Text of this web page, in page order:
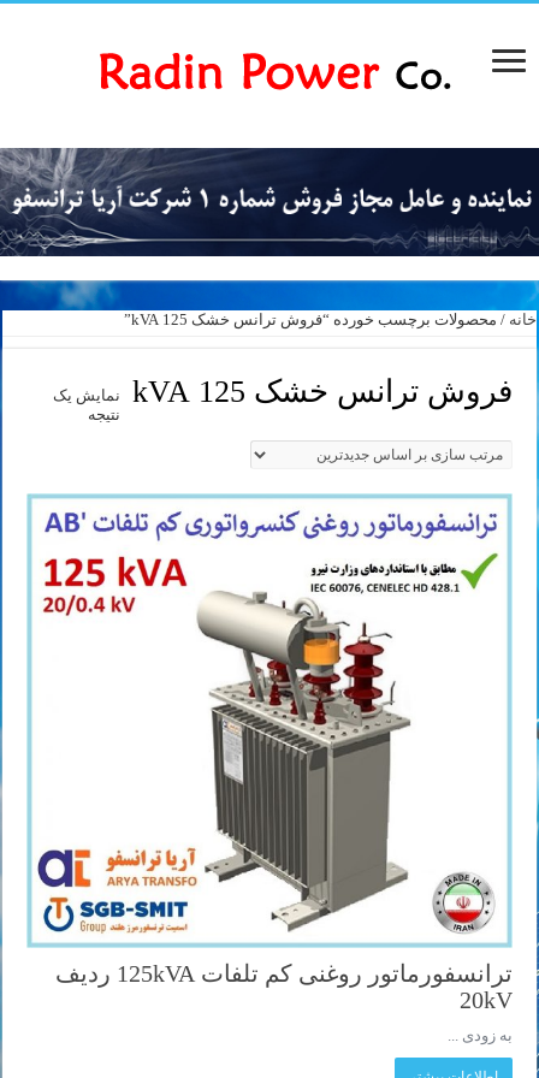
خانه / محصولات برچسب خورده “فروش ترانس خشک 125 kVA”
فروش ترانس خشک 125 kVA
نمایش یک
نتیجه
ترانسفورماتور روغنی کم تلفات 125kVA ردیف
20kV
به زودی ...